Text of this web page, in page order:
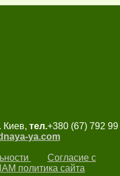
Киев, тел.+380 (67) 792 99
ya.com
Согласие с
политика сайта